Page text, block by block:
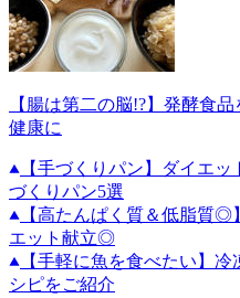
【腸は第二の脳!?】発酵食
健康に
【手づくりパン】ダイエ
づくりパン5選
【高たんぱく質＆低脂質◎
エット献立◎
【手軽に魚を食べたい】
シピをご紹介